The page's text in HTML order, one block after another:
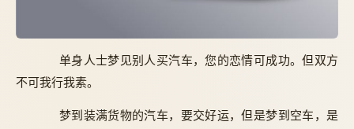
单身人士梦见别人买汽车，您的恋情可成功。但双方
不可我行我素。
梦到装满货物的汽车，要交好运，但是梦到空车，是